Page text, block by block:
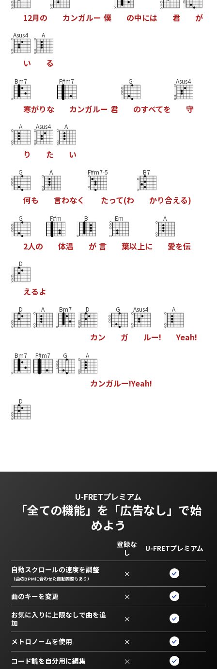
12月の カンガルー 僕 の中には 君 が
Asus4
い
A
る
Bm7
寒がりな
F#m7
カンガルー 君
G
のすべてを
Asus4
守
A
り
Asus4
た
A
い
G
何も
A
言わなく
F#m7-5
たって(わ
B7
かり合える)
G
2人の
F#m
体温
B
が 言
Em
葉以 上に
A
愛を伝
D
えるよ
D A Bm7 D
カン
G
ガ
Asus4
ルー!
A
Yeah!
Bm7 F#m7 G A
カンガルー!Yeah!
D
U-FRETプレミアム
「全ての機能」を 「広告なし」で始
めよう
登録な
し
U-FRETプレミアム
自動スクロールの速度を調整
（曲のBPMに合わせた自動調整もあり） ×
曲のキーを変更 ×
お気に入りに上限なしで曲を追
加
×
メトロノームを使用 ×
コード譜を自分用に編集 ×